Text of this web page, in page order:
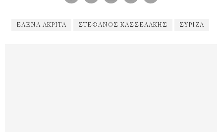
ΕΛΕΝΑ ΑΚΡΙΤΑ ΣΤΈΦΑΝΟΣ ΚΑΣΣΕΛΆΚΗΣ ΣΥΡΙΖΑ